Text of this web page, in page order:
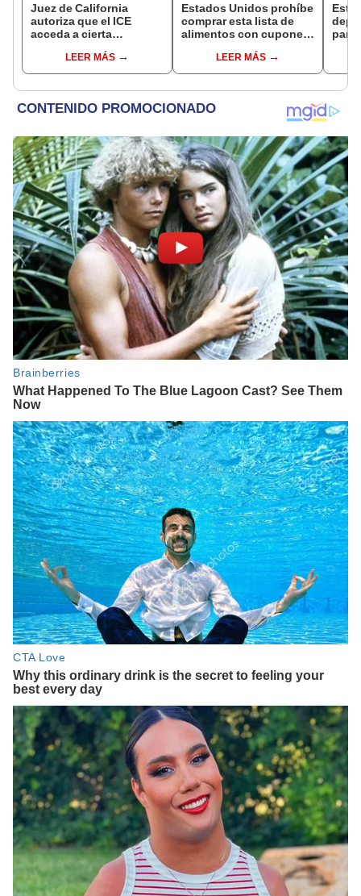
Juez de California
autoriza que el ICE
acceda a cierta
inmigrantes inscritos en
Medicaid
LEER MÁS
Estados Unidos prohíbe
comprar esta lista de
alimentos con cupones
desde 2026LEER MÁS
para
se